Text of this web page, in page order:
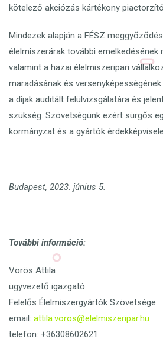
kötelező akciózás kártékony
Mindezek alapján a FÉSZ
élelmiszerárak további emelkedésének
valamint a hazai élelmiszeripari
maradásának és
a díjak auditált felülvizsgálatára és
szükség. Szövetségünk ezért sürgős
kormányzat és a gyártók
Budapest, 2023. június 5.
További információ:
Vörös Attila
ügyvezető igazgató
Felelős Élelmiszergyártók Szövetsége
email: attila.voros@elelmiszeripar.hu
telefon: +36308602621